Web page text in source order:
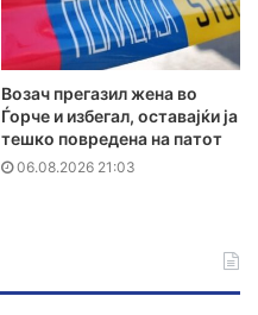
Возач прегазил жена во
Ѓорче и избегал, оставајќи ја
тешко повредена на патот
06.08.2026 21:03